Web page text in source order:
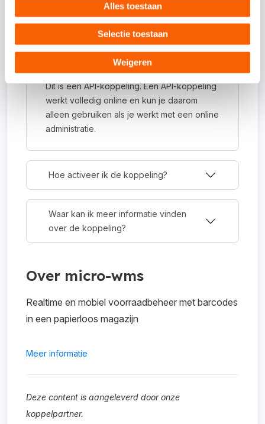
Alles toestaan
Selectie toestaan
Weigeren
Veelgestelde vragen
Om wat voor type koppeling gaat het?
Dit is een API-koppeling. Een API-koppeling
werkt volledig online en kun je daarom
alleen gebruiken als je werkt met een online
administratie.
Hoe activeer ik de koppeling?
Waar kan ik meer informatie vinden
over de koppeling?
Over micro-wms
Realtime en mobiel voorraadbeheer met barcodes
in een papierloos magazijn
Meer informatie
Deze content is aangeleverd door onze
koppelpartner.